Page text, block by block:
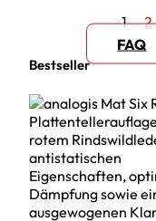
1
2
FAQ
Bestseller